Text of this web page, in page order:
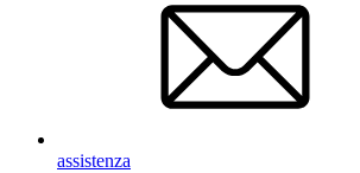
assistenza